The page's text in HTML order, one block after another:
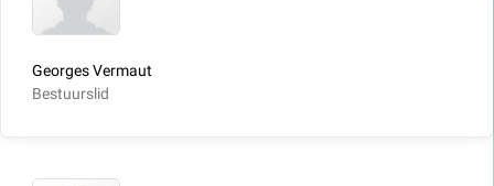
Georges Vermaut
Bestuurslid